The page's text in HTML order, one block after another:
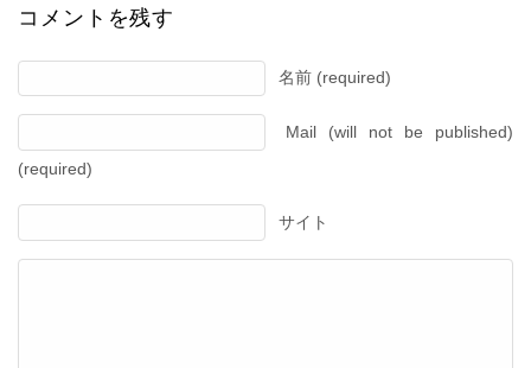
コメントを残す
名前 (required)
Mail (will not be published)
(required)
サイト